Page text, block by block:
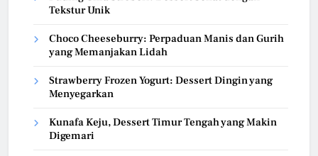
Tekstur Unik
Choco Cheeseburry: Perpaduan Manis dan Gurih
yang Memanjakan Lidah
Strawberry Frozen Yogurt: Dessert Dingin yang
Menyegarkan
Kunafa Keju, Dessert Timur Tengah yang Makin
Digemari